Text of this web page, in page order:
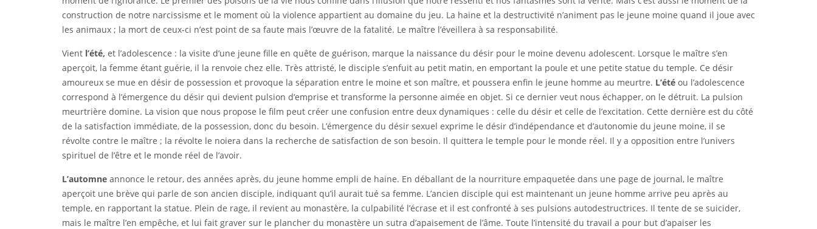
construction de notre narcissisme et le moment où la violence appartient au domaine du jeu. La haine et la destructivité n’animent pas le jeune moine quand il joue avec
les animaux ; la mort de ceux-ci n’est point de sa faute mais l’œuvre de la fatalité. Le maître l’éveillera à sa responsabilité.
Vient l’été, et l’adolescence : la visite d’une jeune fille en quête de guérison, marque la naissance du désir pour le moine devenu adolescent. Lorsque le maître s’en
aperçoit, la femme étant guérie, il la renvoie chez elle. Très attristé, le disciple s’enfuit au petit matin, en emportant la poule et une petite statue du temple. Ce désir
amoureux se mue en désir de possession et provoque la séparation entre le moine et son maître, et poussera enfin le jeune homme au meurtre. L’été ou l’adolescence
correspond à l’émergence du désir qui devient pulsion d’emprise et transforme la personne aimée en objet. Si ce dernier veut nous échapper, on le détruit. La pulsion
meurtrière domine. La vision que nous propose le film peut créer une confusion entre deux dynamiques : celle du désir et celle de l’excitation. Cette dernière est du côté
de la satisfaction immédiate, de la possession, donc du besoin. L’émergence du désir sexuel exprime le désir d’indépendance et d’autonomie du jeune moine, il se
révolte contre le maître ; la révolte le noiera dans la recherche de satisfaction de son besoin. Il quittera le temple pour le monde réel. Il y a opposition entre l’univers
spirituel de l’être et le monde réel de l’avoir.
L’automne annonce le retour, des années après, du jeune homme empli de haine. En déballant de la nourriture empaquetée dans une page de journal, le maître
aperçoit une brève qui parle de son ancien disciple, indiquant qu’il aurait tué sa femme. L’ancien disciple qui est maintenant un jeune homme arrive peu après au
temple, en rapportant la statue. Plein de rage, il revient au monastère, la culpabilité l’écrase et il est confronté à ses pulsions autodestructrices. Il tente de se suicider,
mais le maître l’en empêche, et lui fait graver sur le plancher du monastère un sutra d’apaisement de l’âme. Toute l’intensité du travail a pour but d’apaiser les